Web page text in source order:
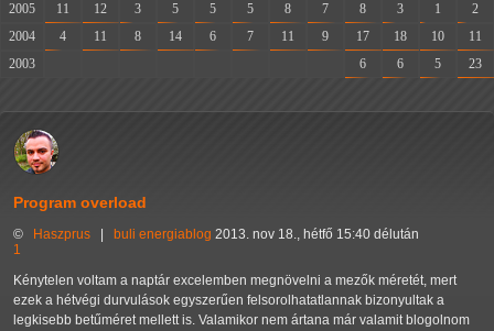
2005
11 12 3 5 5 5 8 7 8 3 1
2
2004
4 11 8 14 6 7 11 9 17 18 10
11
2003
6 6 5 23
Program overload
© Haszprus buli energiablog 2013. nov 18., hétfő 15:40 délután
1
Kénytelen voltam a naptár excelemben megnövelni a mezők méretét, mert
ezek a hétvégi durvulások egyszerűen felsorolhatatlannak bizonyultak a
legkisebb betűméret mellett is. Valamikor nem ártana már valamit blogolnom